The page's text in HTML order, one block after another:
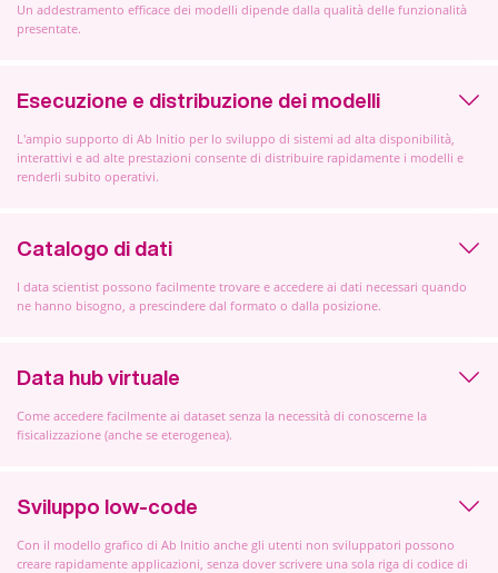
Un addestramento efficace dei modelli dipende dalla qualità delle funzionalità
presentate.
Esecuzione e distribuzione dei modelli
L'ampio supporto di Ab Initio per lo sviluppo di sistemi ad alta disponibilità,
interattivi e ad alte prestazioni consente di distribuire rapidamente i modelli e
renderli subito operativi.
Catalogo di dati
I data scientist possono facilmente trovare e accedere ai dati necessari quando
ne hanno bisogno, a prescindere dal formato o dalla posizione.
Data hub virtuale
Come accedere facilmente ai dataset senza la necessità di conoscerne la
fisicalizzazione (anche se eterogenea).
Sviluppo low-code
Con il modello grafico di Ab Initio anche gli utenti non sviluppatori possono
creare rapidamente applicazioni, senza dover scrivere una sola riga di codice di